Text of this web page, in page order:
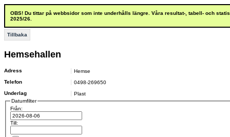
OBS! Du tittar på webbsidor som inte underhålls längre. Våra resultat-, tabell- och
2025/26.
Tillbaka
Hemsehallen
Adress
Hemse
Telefon
0498-269650
Underlag
Plast
Datumfilter
Från:
Till: